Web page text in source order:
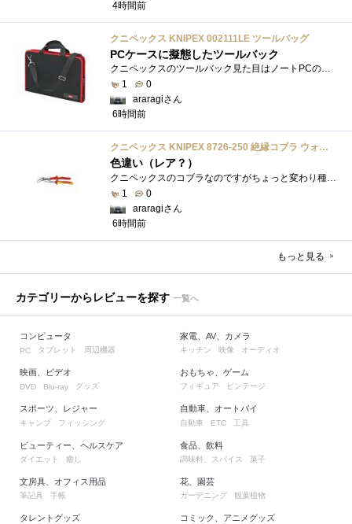
4時間前
クニペックス KNIPEX 002111LE ツールバッグ
PCケースに擬態したツールバック
クニペックスのツールバック見た目はノートPCのバックみたい。中には工具を入れるポケットや工具を固定するゴムバンドが付いています。
1
0
araragiさん
6時間前
クニペックス KNIPEX 8726-250 絶縁コブラ ウォーターポンププライヤー 1000V
色違い（レア？）
クニペックスのコブラなのですがちょっと変わり種の電気工事用の絶縁コブラになります。グリップ部分が絶縁仕様になっているだけで普通の用�...
1
0
araragiさん
6時間前
もっと見る
カテゴリーからレビューを探す 一覧へ
コンピュータ
PC タブレット 周辺機器
映画、ビデオ
DVD Blu-ray グッズ
スポーツ、レジャー
キャンプ フィッシング
ビューティー、ヘルスケア
ダイエット 癒し
文房具、オフィス用品
筆記具 手帳
タレントグッズ
家電、AV、カメラ
キッチン 映像 オーディオ
おもちゃ、ゲーム
フィギュア ビンテージ
自動車、オートバイ
自動車 ETC 工具
食品、飲料
調味料、スパイス 菓子
花、園芸
ガーデニング 観葉植物
コミック、アニメグッズ